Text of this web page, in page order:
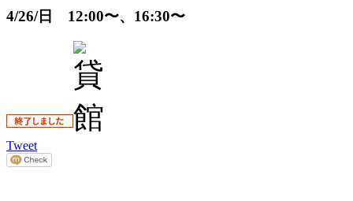
4/26/日 12:00〜、16:30〜
Tweet